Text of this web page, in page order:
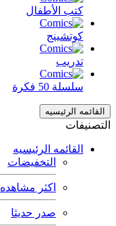
كتب الأطفال
كوتشينج
تدريب
سلسلة 50 فكرة
القائمه الرئيسيه
التصنيفات
القائمه الرئيسيه
التخفيضات
اكثر مشاهده
صدر حديثا